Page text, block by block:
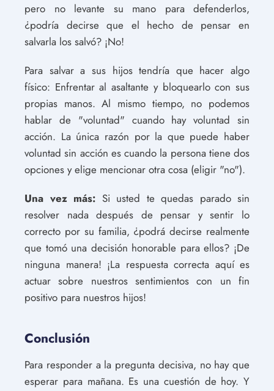
pero no levante su mano para defenderlos,
¿podría decirse que el hecho de pensar en
salvarla los salvó? ¡No!
Para salvar a sus hijos tendría que hacer algo
físico: Enfrentar al asaltante y bloquearlo con sus
propias manos. Al mismo tiempo, no podemos
hablar de "voluntad" cuando hay voluntad sin
acción. La única razón por la que puede haber
voluntad sin acción es cuando la persona tiene dos
opciones y elige mencionar otra cosa (eligir "no").
Una vez más: Si usted te quedas parado sin
resolver nada después de pensar y sentir lo
correcto por su familia, ¿podrá decirse realmente
que tomó una decisión honorable para ellos? ¡De
ninguna manera! ¡La respuesta correcta aquí es
actuar sobre nuestros sentimientos con un fin
positivo para nuestros hijos!
Conclusión
Para responder a la pregunta decisiva, no hay que
esperar para mañana. Es una cuestión de hoy. Y